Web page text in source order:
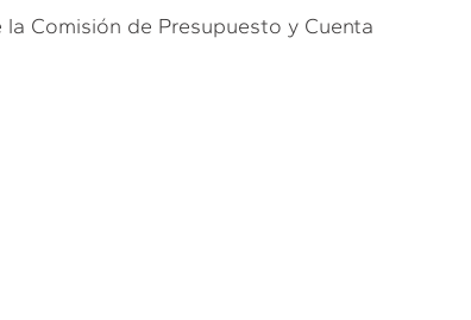
Comisión de Presupuesto y Cuenta